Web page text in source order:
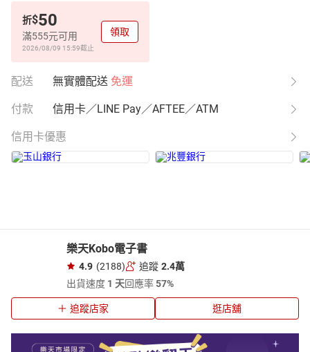
折$50
滿555元可用
2026/08/09 15:59截止
領取
配送 無實體配送 免運
付款 信用卡／LINE Pay／AFTEE／ATM
信用卡優惠
樂天Kobo電子書
4.9 (2188) 追蹤 2.4萬
出貨速度 1 天回應率57%
追蹤店家 逛店舖